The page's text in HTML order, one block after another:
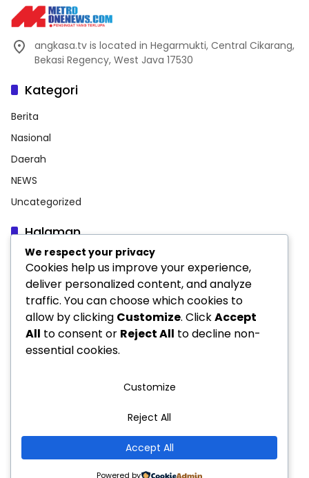
angkasa.tv is located in Hegarmukti, Central Cikarang,
Bekasi Regency, West Java 17530
Kategori
Berita
Nasional
Daerah
NEWS
Uncategorized
Halaman
Indeks Berita
INFORMASI PERUSAHAAN
Pedoman Media Siber
Privacy Policy
PT MEDIA ALFA JAYA © 2025 PART OF METRO-
We respect your privacy
Cookies help us improve your experience,
deliver personalized content, and analyze
traffic. You can choose which cookies to
allow by clicking Customize. ClickAccept
All to consent or Reject All to decline non-
essential cookies.
Customize
Reject All
Accept All
Powered by